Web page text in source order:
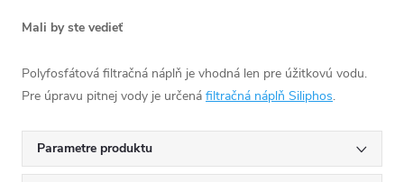
Mali by ste vedieť
Polyfosfátová filtračná náplň je vhodná len pre úžitkovú vodu.
Pre úpravu pitnej vody je určená filtračná náplň Siliphos.
Parametre produktu